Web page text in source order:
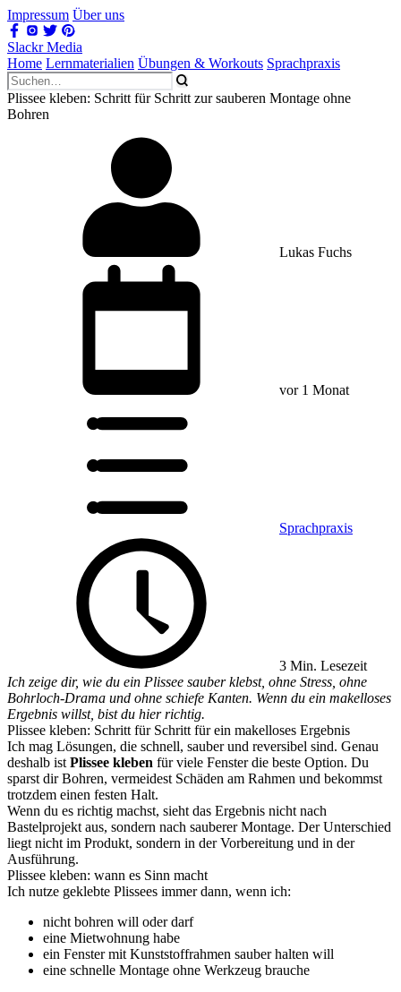
Impressum Über uns
Slackr Media
Home Lernmaterialien Übungen & Workouts Sprachpraxis
Plissee kleben: Schritt für Schritt zur sauberen Montage ohne
Bohren
Lukas Fuchs
vor 1 Monat
Sprachpraxis
3 Min. Lesezeit
Ich zeige dir, wie du ein Plissee sauber klebst, ohne Stress, ohne
Bohrloch-Drama und ohne schiefe Kanten. Wenn du ein makelloses
Ergebnis willst, bist du hier richtig.
Plissee kleben: Schritt für Schritt für ein makelloses Ergebnis
Ich mag Lösungen, die schnell, sauber und reversibel sind. Genau
deshalb ist Plissee kleben für viele Fenster die beste Option. Du
sparst dir Bohren, vermeidest Schäden am Rahmen und bekommst
trotzdem einen festen Halt.
Wenn du es richtig machst, sieht das Ergebnis nicht nach
Bastelprojekt aus, sondern nach sauberer Montage. Der Unterschied
liegt nicht im Produkt, sondern in der Vorbereitung und in der
Ausführung.
Plissee kleben: wann es Sinn macht
Ich nutze geklebte Plissees immer dann, wenn ich:
nicht bohren will oder darf
eine Mietwohnung habe
ein Fenster mit Kunststoffrahmen sauber halten will
eine schnelle Montage ohne Werkzeug brauche